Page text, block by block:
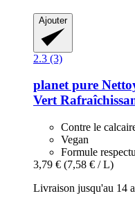
Ajouter
2.3 (3)
planet pure
Vert
Contre le
Vegan
Formule
3,79 € (7,58 € / L)
Livraison jusqu'au 14